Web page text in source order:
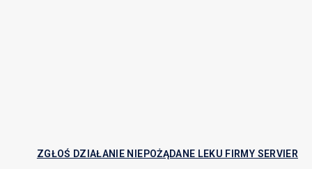
ZGŁOŚ DZIAŁANIE NIEPOŻĄDANE LEKU FIRMY SERVIER